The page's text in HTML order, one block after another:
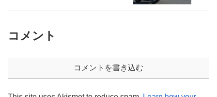
コメント
コメントを書き込む